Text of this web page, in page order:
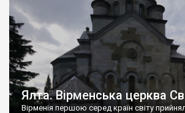
Ялта. Вірменська церква
Вірменія першою серед країн світу